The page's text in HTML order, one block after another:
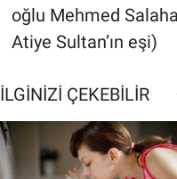
oğlu Mehmed
Atiye Sultan’ın eşi)